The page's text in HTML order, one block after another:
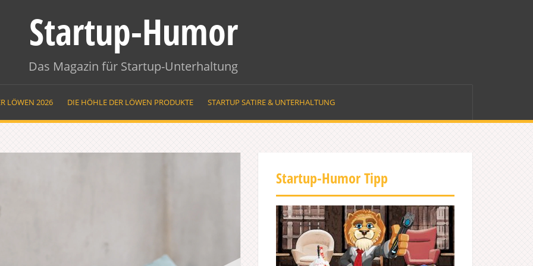
Startup-Humor
Das Magazin für Startup-Unterhaltung
LÖWEN 2026 DIE HÖHLE DER LÖWEN PRODUKTE STARTUP SATIRE & UNTERHALTUNG
Startup-Humor Tipp